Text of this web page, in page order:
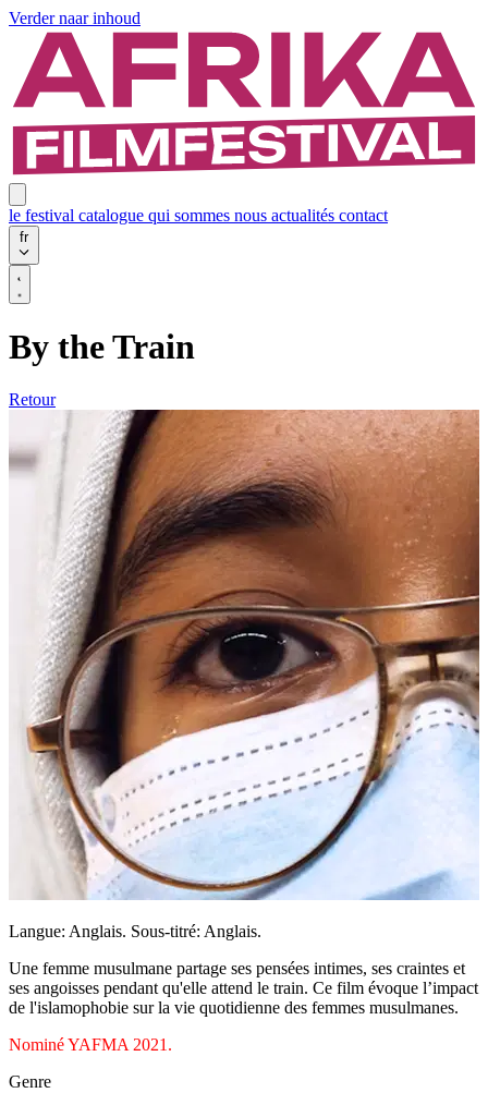
Verder naar inhoud
le festival catalogue qui sommes nous actualités contact
fr
By the Train
Retour
Langue: Anglais. Sous-titré: Anglais.
Une femme musulmane partage ses pensées intimes, ses craintes et
ses angoisses pendant qu'elle attend le train. Ce film évoque l’impact
de l'islamophobie sur la vie quotidienne des femmes musulmanes.
Nominé YAFMA 2021.
Genre